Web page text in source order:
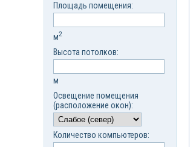
Площадь помещения:
м2
Высота потолков:
м
Освещение помещения
(расположение окон):
Количество компьютеров: